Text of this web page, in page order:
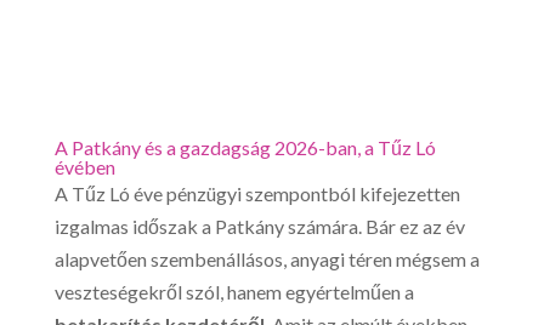
A Patkány és a gazdagság 2026-ban, a Tűz Ló
évében
A Tűz Ló éve pénzügyi szempontból kifejezetten
izgalmas időszak a Patkány számára. Bár ez az év
alapvetően szembenállásos, anyagi téren mégsem a
veszteségekről szól, hanem egyértelműen a